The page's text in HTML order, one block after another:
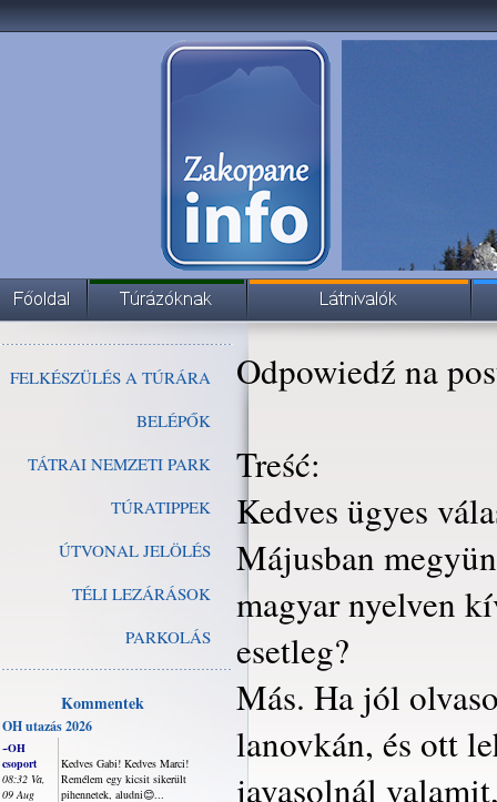
FELKÉSZÜLÉS A TÚRÁRA
BELÉPŐK
TÁTRAI NEMZETI PARK
TÚRATIPPEK
ÚTVONAL JELÖLÉS
TÉLI LEZÁRÁSOK
PARKOLÁS
Kommentek
OH utazás 2026
~OH
csoport
08:32 Va,
09 Aug
Kedves Gabi! Kedves Marci!
Remélem egy kicsit sikerült
pihennetek, aludni😊...
Odpowiedź na
Treść:
Kedves ügyes
Májusban
magyar nyelven
esetleg?
Más. Ha jól
lanovkán, és ott
javasolnál